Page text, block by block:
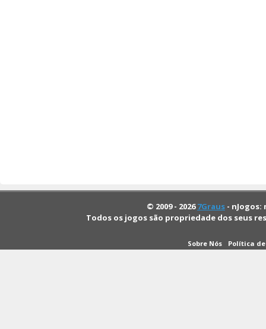
© 2009 - 20267Graus -
Todos os jogos são propriedade dos seus
Sobre Nós Política